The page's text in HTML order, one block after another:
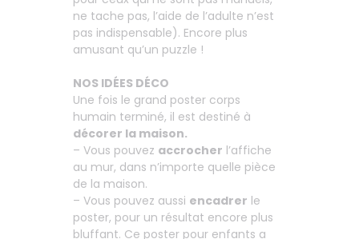
ne tache pas, l’aide de l’adulte n’est
pas indispensable). Encore plus
amusant qu’un puzzle !
NOS IDÉES DÉCO
Une fois le grand poster corps
humain terminé, il est destiné à
décorer la maison.
– Vous pouvez accrocher l’affiche
au mur, dans n’importe quelle pièce
de la maison.
– Vous pouvez aussi encadrer le
poster, pour un résultat encore plus
bluffant. Ce poster pour enfants a